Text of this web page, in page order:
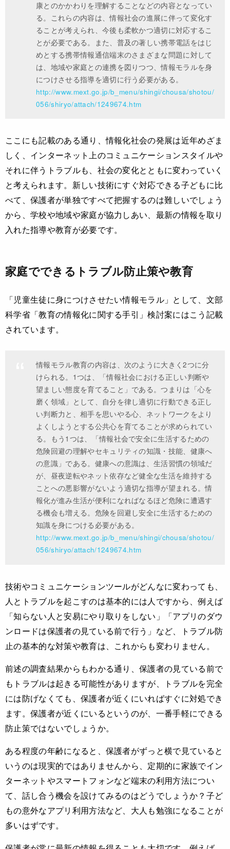
康とのかかわりを理解することなどの内容となってい
る。これらの内容は、情報社会の進展に伴って変化す
ることが考えられ、今後も柔軟かつ適切に対応するこ
とが必要である。また、普及の著しい携帯電話をはじ
めとする携帯情報通信端末のさまざまな問題に対して
は、地域や家庭との連携を図りつつ、情報モラルを身
につけさせる指導を適切に行う必要がある。
http://www.mext.go.jp/b_menu/shingi/chousa/shotou/
056/shiryo/attach/1249674.htm
ここにも記載のある通り、情報化社会の発展は近年めざま
しく、インターネット上のコミュニケーションスタイルや
それに伴うトラブルも、社会の変化とともに変わっていく
と考えられます。新しい技術にすぐ対応できる子どもに比
べて、保護者が単独ですべて把握するのは難しいでしょう
から、学校や地域や家庭が協力しあい、最新の情報を取り
入れた指導や教育が必要です。
家庭でできるトラブル防止策や教育
「児童生徒に身につけさせたい情報モラル」として、文部
科学省「教育の情報化に関する手引」検討案にはこう記載
されています。
情報モラル教育の内容は、次のように大きく2つに分
けられる。1つは、「情報社会における正しい判断や
望ましい態度を育てること」である。つまりは「心を
磨く領域」として、自分を律し適切に行動できる正し
い判断力と、相手を思いやる心、ネットワークをより
よくしようとする公共心を育てることが求められてい
る。もう1つは、「情報社会で安全に生活するための
危険回避の理解やセキュリティの知識・技能、健康へ
の意識」である。健康への意識は、生活習慣の領域だ
が、昼夜逆転やネット依存など健全な生活を維持する
ことへの悪影響がないよう適切な指導が望まれる。情
報化が進み生活が便利になればなるほど危険に遭遇す
る機会も増える。危険を回避し安全に生活するための
知識を身につける必要がある。
http://www.mext.go.jp/b_menu/shingi/chousa/shotou/
056/shiryo/attach/1249674.htm
技術やコミュニケーションツールがどんなに変わっても、
人とトラブルを起こすのは基本的には人ですから、例えば
「知らない人と安易にやり取りをしない」「アプリのダウ
ンロードは保護者の見ている前で行う」など、トラブル防
止の基本的な対策や教育は、これからも変わりません。
前述の調査結果からもわかる通り、保護者の見ている前で
もトラブルは起きる可能性がありますが、トラブルを完全
には防げなくても、保護者が近くにいればすぐに対処でき
ます。保護者が近くにいるというのが、一番手軽にできる
防止策ではないでしょうか。
ある程度の年齢になると、保護者がずっと横で見ていると
いうのは現実的ではありませんから、定期的に家族でイン
ターネットやスマートフォンなど端末の利用方法につい
て、話し合う機会を設けてみるのはどうでしょうか？子ど
もの意外なアプリ利用方法など、大人も勉強になることが
多いはずです。